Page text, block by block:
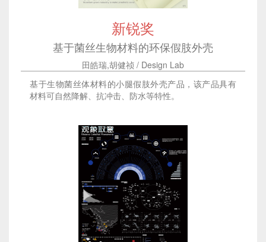
新锐奖
基于菌丝生物材料的环保假肢外壳
田皓瑞,胡健祯 / Design Lab
基于生物菌丝体材料的小腿假肢外壳产品，该产品具有
材料可自然降解、抗冲击、防水等特性。